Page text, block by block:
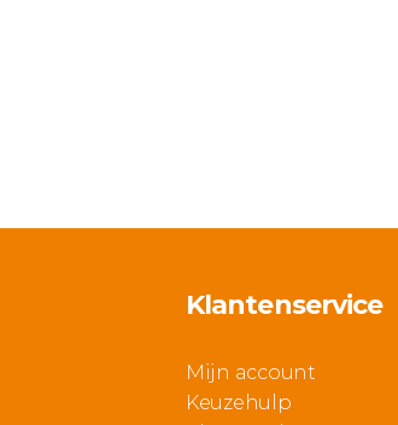
Klantenservice
Mijn account
Keuzehulp